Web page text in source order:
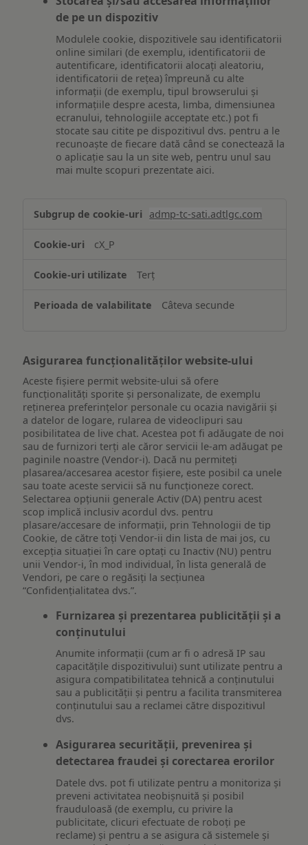
de pe un dispozitiv
Modulele cookie, dispozitivele sau identificatorii
online similari (de exemplu, identificatorii de
autentificare, identificatorii alocați aleatoriu,
identificatorii de rețea) împreună cu alte
informații (de exemplu, tipul browserului și
informațiile despre acesta, limba, dimensiunea
ecranului, tehnologiile acceptate etc.) pot fi
stocate sau citite pe dispozitivul dvs. pentru a le
recunoaște de fiecare dată când se conectează la
o aplicație sau la un site web, pentru unul sau
mai multe scopuri prezentate aici.
și/sau
informațiilor
pe
dispozitiv
admp-tc-sati.adtlgc.com
cX_P
Terț
Câteva secunde
Asigurarea funcționalităților website-ului
Aceste fișiere permit website-ului să ofere
funcționalități sporite și personalizate, de exemplu
reţinerea preferinţelor personale cu ocazia navigării și
a datelor de logare, rularea de videoclipuri sau
posibilitatea de live chat. Acestea pot fi adăugate de noi
sau de furnizori terți ale căror servicii le-am adăugat pe
paginile noastre (Vendor-i). Dacă nu permiteți
plasarea/accesarea acestor fișiere, este posibil ca unele
sau toate aceste servicii să nu funcționeze corect.
Selectarea opțiunii generale Activ (DA) pentru acest
scop implică inclusiv acordul dvs. pentru
plasare/accesare de informații, prin Tehnologii de tip
Cookie, de către toți Vendor-ii din lista de mai jos, cu
excepția situației în care optați cu Inactiv (NU) pentru
unii Vendor-i, în mod individual, în lista generală de
Vendori, pe care o regăsiți la secțiunea
“Confidențialitatea dvs.”.
Furnizarea și prezentarea publicității și a
conținutului
Anumite informații (cum ar fi o adresă IP sau
capacitățile dispozitivului) sunt utilizate pentru a
asigura compatibilitatea tehnică a conținutului
sau a publicității și pentru a facilita transmiterea
conținutului sau a reclamei către dispozitivul
dvs.
Asigurarea securității, prevenirea și
detectarea fraudei și corectarea erorilor
Datele dvs. pot fi utilizate pentru a monitoriza și
preveni activitatea neobișnuită și posibil
frauduloasă (de exemplu, cu privire la
publicitate, clicuri efectuate de roboți pe
reclame) și pentru a se asigura că sistemele și